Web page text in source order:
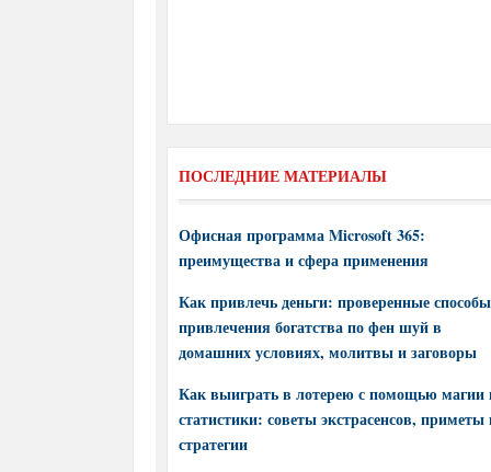
ПОСЛЕДНИЕ МАТЕРИАЛЫ
Офисная программа Microsoft 365:
преимущества и сфера применения
Как привлечь деньги: проверенные способы
привлечения богатства по фен шуй в
домашних условиях, молитвы и заговоры
Как выиграть в лотерею с помощью магии
статистики: советы экстрасенсов, приметы
стратегии